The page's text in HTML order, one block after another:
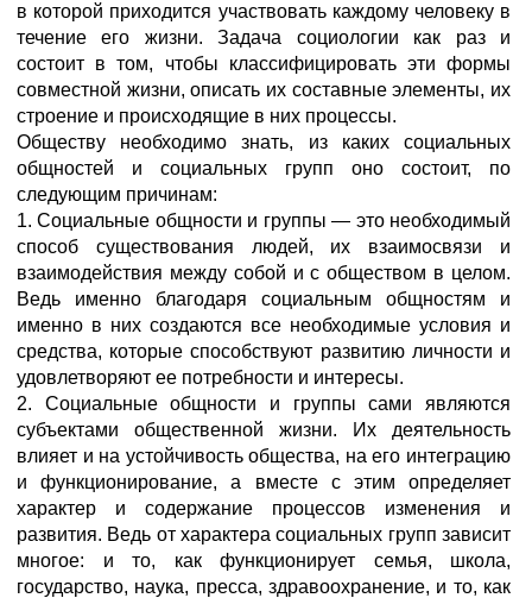
в которой приходится участвовать каждому человеку в
течение его жизни. Задача социологии как раз и
состоит в том, чтобы классифицировать эти формы
совместной жизни, описать их составные элементы, их
строение и происходящие в них процессы.
Обществу необходимо знать, из каких социальных
общностей и социальных групп оно состоит, по
следующим причинам:
1. Социальные общности и группы — это необходимый
способ существования людей, их взаимосвязи и
взаимодействия между собой и с обществом в целом.
Ведь именно благодаря социальным общностям и
именно в них создаются все необходимые условия и
средства, которые способствуют развитию личности и
удовлетворяют ее потребности и интересы.
2. Социальные общности и группы сами являются
субъектами общественной жизни. Их деятельность
влияет и на устойчивость общества, на его интеграцию
и функционирование, а вместе с этим определяет
характер и содержание процессов изменения и
развития. Ведь от характера социальных групп зависит
многое: и то, как функционирует семья, школа,
государство, наука, пресса, здравоохранение, и то, как